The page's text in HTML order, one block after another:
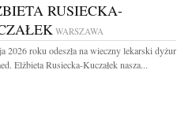
RUSIECKA-
WARSZAWA
2026 roku odeszła na wieczny lekarski dyżur
Elżbieta Rusiecka-Kuczałek nasza...